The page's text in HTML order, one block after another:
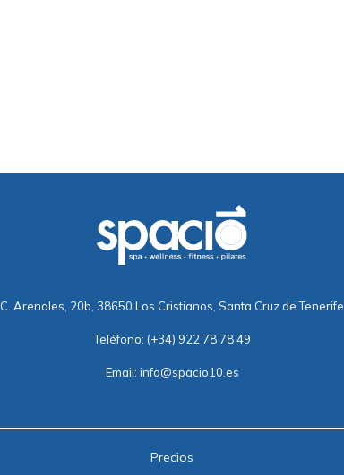
C. Arenales, 20b, 38650 Los Cristianos, Santa Cruz de Tenerife
Teléfono: (+34) 922 78 78 49
Email: info@spacio10.es
Precios